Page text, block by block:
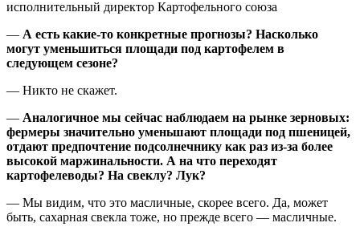
исполнительный директор Картофельного союза
— А есть какие-то конкретные прогнозы? Насколько
могут уменьшиться площади под картофелем в
следующем сезоне?
— Никто не скажет.
— Аналогичное мы сейчас наблюдаем на рынке зерновых:
фермеры значительно уменьшают площади под пшеницей,
отдают предпочтение подсолнечнику как раз из-за более
высокой маржинальности. А на что переходят
картофелеводы? На свеклу? Лук?
— Мы видим, что это масличные, скорее всего. Да, может
быть, сахарная свекла тоже, но прежде всего — масличные.